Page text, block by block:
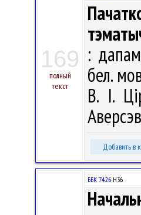
169
полный
текст
:
бел.
В. І.
Добавить в
ББК 74.26 Н36